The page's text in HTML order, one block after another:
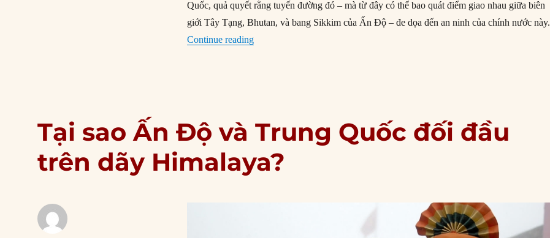
Quốc, quả quyết rằng tuyến đường đó – mà từ đây có thể bao quát điểm giao nhau giữa biên
giới Tây Tạng, Bhutan, và bang Sikkim của Ấn Độ – đe dọa đến an ninh của chính nước này.
Continue reading“Lật tẩy trò hù dọa của Trung Quốc”
Tại sao Ấn Độ và Trung Quốc đối đầu
trên dãy Himalaya?